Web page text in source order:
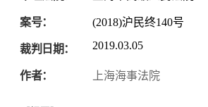
案号： (2018)沪民终140号
裁判日期： 2019.03.05
作者： 上海海事法院